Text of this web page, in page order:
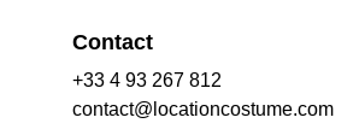
Contact
+33 4 93 267 812
contact@locationcostume.com